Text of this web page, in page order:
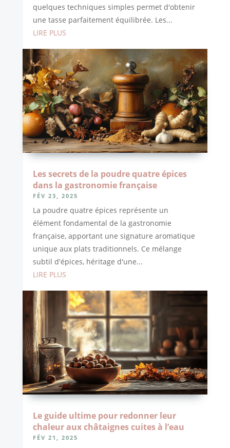
quelques techniques simples permet d'obtenir
une tasse parfaitement équilibrée. Les...
LIRE PLUS
Les secrets de la poudre quatre épices
dans la gastronomie française
FÉV 23, 2025
La poudre quatre épices représente un
élément fondamental de la gastronomie
française, apportant une signature aromatique
unique aux plats traditionnels. Ce mélange
subtil d'épices, héritage d'une...
LIRE PLUS
Le guide ultime pour redonner leur
chaleur aux châtaignes cuites à l’eau
FÉV 21, 2025